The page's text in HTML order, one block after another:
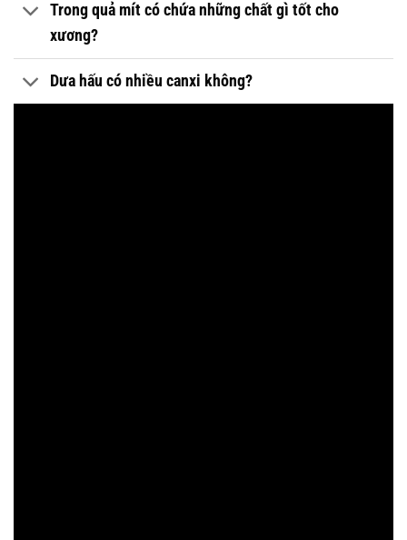
Trong quả mít có chứa những chất gì tốt cho
xương?
Dưa hấu có nhiều canxi không?